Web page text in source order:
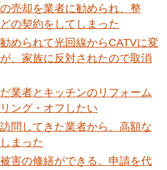
売却を業者に勧められ、整
の契約をしてしまった
められて光回線からCATVに変
、家族に反対されたので取消
業者とキッチンのリフォーム
ング・オフしたい
問してきた業者から、高額な
まった
害の修繕ができる。申請を代